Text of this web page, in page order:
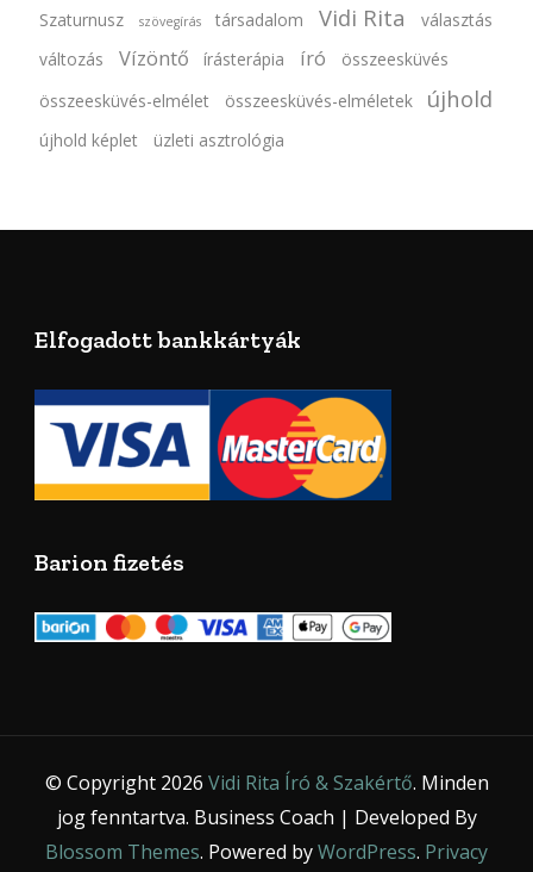
Szaturnusz szövegírás társadalom Vidi Rita
választás
változás
Vízöntő írásterápia író
összeesküvés
összeesküvés-elmélet
összeesküvés-elméletek újhold
újhold képlet üzleti asztrológia
Elfogadott bankkártyák
Barion fizetés
© Copyright 2026 Vidi Rita Író & Szakértő. Minden
jog fenntartva. Business Coach | Developed By
Blossom Themes. Powered byWordPress. Privacy